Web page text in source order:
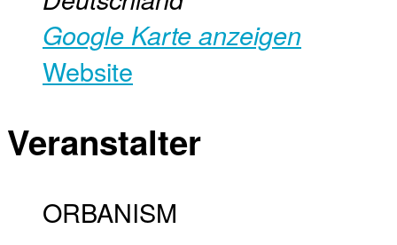
Google Karte anzeigen
Website
Veranstalter
ORBANISM